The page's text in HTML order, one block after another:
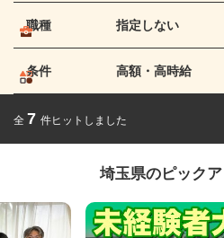
職種 指定しない
条件 高額・高時給
全 7 件ヒットしました
埼玉県のピック